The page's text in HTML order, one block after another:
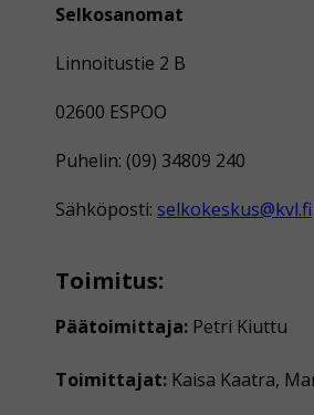
Selkosanomat
Linnoitustie 2 B
02600 ESPOO
Puhelin: (09) 34809 240
Sähköposti: selkokeskus@kvl.fi
Toimitus:
Päätoimittaja: Petri Kiuttu
Toimittajat: Kaisa Kaatra,